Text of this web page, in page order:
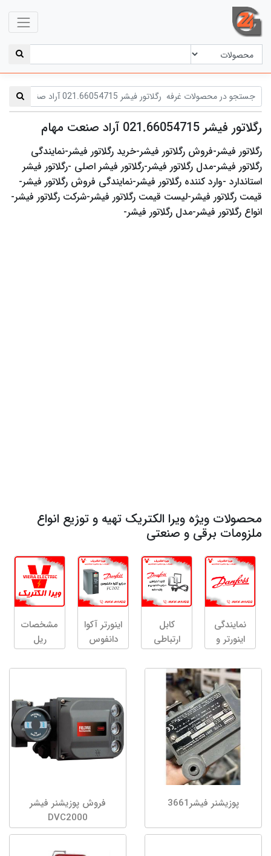
رگلاتور فیشر 021.66054715 آراد صنعت مهام
رگلاتور فیشر-فروش رگلاتور فیشر-خرید رگلاتور فیشر-نمایندگی
رگلاتور فیشر-مدل رگلاتور فیشر-رگلاتور فیشر اصلی -رگلاتور فیشر
استاندارد -وارد کننده رگلاتور فیشر-نمایندگی فروش رگلاتور فیشر-
قیمت رگلاتور فیشر-لیست قیمت رگلاتور فیشر-شرکت رگلاتور فیشر-
انواع رگلاتور فیشر-مدل رگلاتور فیشر-
محصولات ویژه ویرا الکتریک تهیه و توزیع انواع
ملزومات برقی و صنعتی
نمایندگی
اینورتر و
سافت
استارتر
دانفوس
دانمارک
کابل
ارتباطی
درایو
دانفوس و
پنل درایو
اینورتر آکوا
دانفوس
مشخصات
ریل
مینیاتوری
گالوانیزه
پوزیشنر فیشر3661
فروش پوزیشنر فیشر
DVC2000